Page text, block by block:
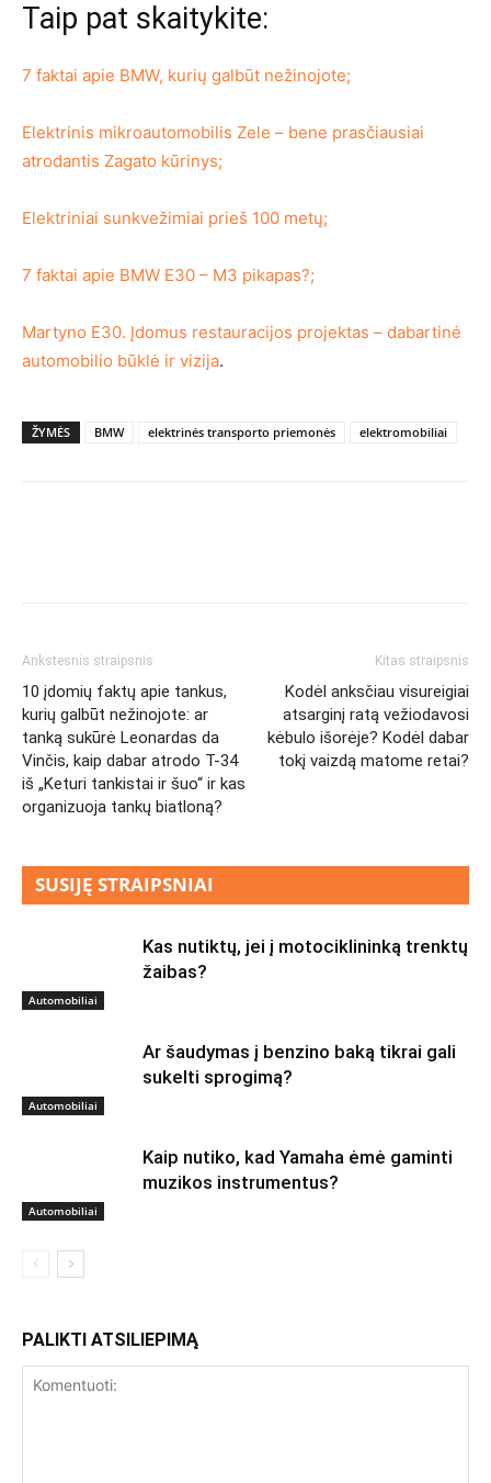
Taip pat skaitykite:
7 faktai apie BMW, kurių galbūt nežinojote;
Elektrinis mikroautomobilis Zele – bene prasčiausiai
atrodantis Zagato kūrinys;
Elektriniai sunkvežimiai prieš 100 metų;
7 faktai apie BMW E30 – M3 pikapas?;
Martyno E30. Įdomus restauracijos projektas – dabartinė
automobilio būklė ir vizija.
ŽYMĖS BMW elektrinės transporto priemonės elektromobiliai
Ankstesnis straipsnis
10 įdomių faktų apie tankus,
kurių galbūt nežinojote: ar
tanką sukūrė Leonardas da
Vinčis, kaip dabar atrodo T-34
iš „Keturi tankistai ir šuo“ ir kas
organizuoja tankų biatloną?
Kitas straipsnis
Kodėl anksčiau visureigiai
atsarginį ratą vežiodavosi
kėbulo išorėje? Kodėl dabar
tokį vaizdą matome retai?
SUSIJĘ STRAIPSNIAI
Automobiliai
Kas nutiktų, jei į motociklininką trenktų
žaibas?
Automobiliai
Ar šaudymas į benzino baką tikrai gali
sukelti sprogimą?
Automobiliai
Kaip nutiko, kad Yamaha ėmė gaminti
muzikos instrumentus?
PALIKTI ATSILIEPIMĄ